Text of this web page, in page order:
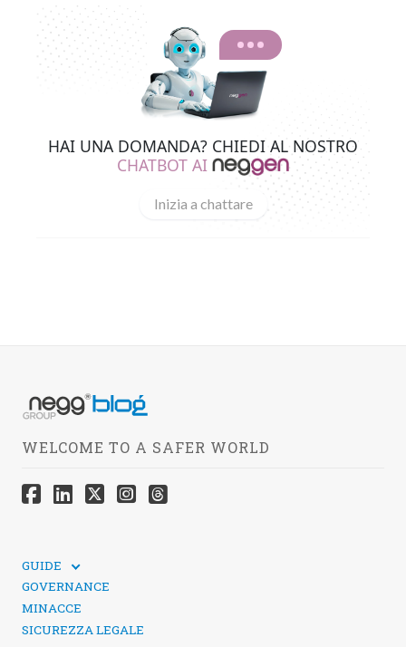
HAI UNA DOMANDA? CHIEDI AL NOSTRO
CHATBOT AI
Inizia a chattare
WELCOME TO A SAFER WORLD
GUIDE
SICUREZZA DEI SOCIAL MEDIA
GOVERNANCE
MINACCE
SICUREZZA LEGALE